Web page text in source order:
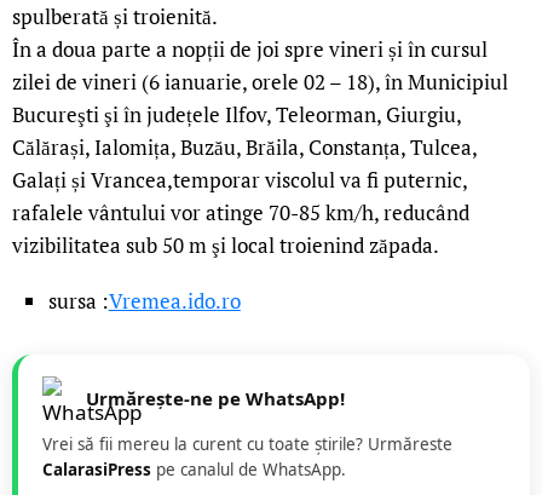
spulberată și troienită.
În a doua parte a nopții de joi spre vineri și în cursul
zilei de vineri (6 ianuarie, orele 02 – 18), în Municipiul
Bucureşti şi în județele Ilfov, Teleorman, Giurgiu,
Călărași, Ialomița, Buzău, Brăila, Constanța, Tulcea,
Galați și Vrancea,temporar viscolul va fi puternic,
rafalele vântului vor atinge 70-85 km/h, reducând
vizibilitatea sub 50 m şi local troienind zăpada.
sursa :Vremea.ido.ro
Urmărește-ne pe WhatsApp!
Vrei să fii mereu la curent cu toate știrile? Urmăreste
CalarasiPress pe canalul de WhatsApp.